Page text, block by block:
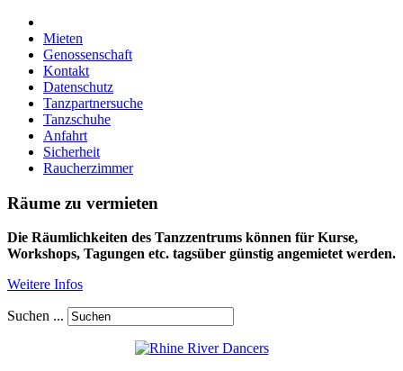
Mieten
Genossenschaft
Kontakt
Datenschutz
Tanzpartnersuche
Tanzschuhe
Anfahrt
Sicherheit
Raucherzimmer
Räume zu vermieten
Die Räumlichkeiten des Tanzzentrums können für Kurse,
Workshops, Tagungen etc. tagsüber günstig angemietet werden.
Weitere Infos
Suchen ...